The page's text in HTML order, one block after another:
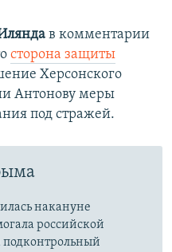
в комментарии
сторона защиты
Херсонского
Антонову меры
под стражей.
накануне
российской
подконтрольный